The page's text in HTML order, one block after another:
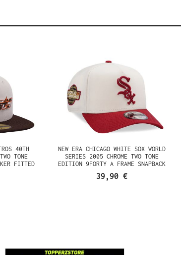
ASTROS
TWO
CAP
NEW ERA CHICAGO WHITE SOX
WORLD SERIES 2005 CHROME
TWO TONE EDITION 9FORTY A
FRAME SNAPBACK CAP
39,90 €